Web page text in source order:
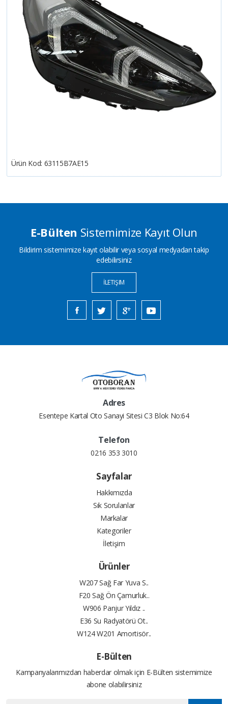
Ürün Kod: 63115B7AE15
E-Bülten Sistemimize Kayıt Olun
Bildirim sistemimize kayıt olabilir veya sosyal medyadan takip
edebilirsiniz
İLETIŞIM
Adres
Esentepe Kartal Oto Sanayi Sitesi C3 Blok No:64
Telefon
0216 353 3010
Sayfalar
Hakkımızda
Sık Sorulanlar
Markalar
Kategoriler
İletişim
Ürünler
W207 Sağ Far Yuva S..
F20 Sağ Ön Çamurluk..
W906 Panjur Yıldız ..
E36 Su Radyatörü Ot..
W124 W201 Amortisör..
E-Bülten
Kampanyalarımızdan haberdar olmak için E-Bülten sistemimize
abone olabilirsiniz